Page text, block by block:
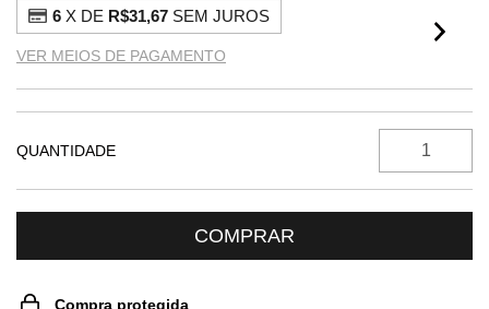
6 X DE R$31,67 SEM JUROS
VER MEIOS DE PAGAMENTO
QUANTIDADE
Compra protegida